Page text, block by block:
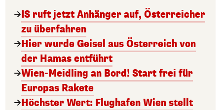
IS ruft jetzt Anhänger auf, Österreicher
zu überfahren
Hier wurde Geisel aus Österreich von
der Hamas entführt
Wien-Meidling an Bord! Start frei für
Europas Rakete
Höchster Wert: Flughafen Wien stellt